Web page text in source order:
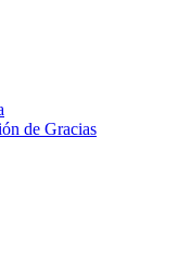
de Gracias